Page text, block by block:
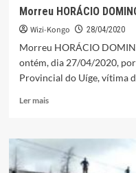
Morreu HORÁCIO
Wizi-Kongo 28/04/2020
Morreu HORÁCIO
ontém, dia 27/04/2020,
Provincial do Uíge, vítima
Ler maisLeia
Morreu
HORÁCIO
DOMINGOS